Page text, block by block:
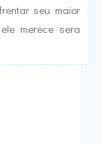
seu maior
merece sera